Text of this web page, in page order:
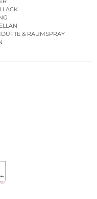
& RAUMSPRAY